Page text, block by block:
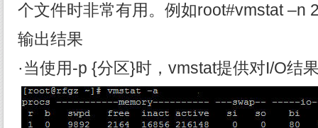
个文件时非常有用。例如root#vmstat –n
输出结果
·当使用-p {分区}时，vmstat提供对I/O结